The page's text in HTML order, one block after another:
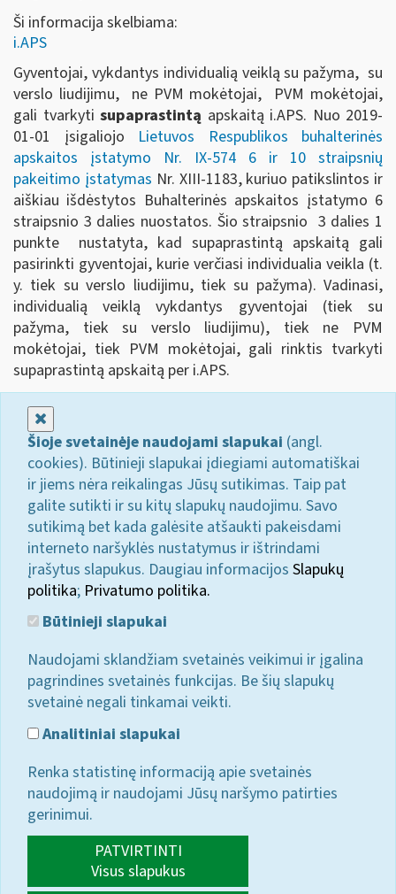
Ši informacija skelbiama:
i.APS
Gyventojai, vykdantys individualią veiklą su pažyma, su
verslo liudijimu, ne PVM mokėtojai, PVM mokėtojai,
gali tvarkyti supaprastintą apskaitą i.APS. Nuo 2019-
01-01 įsigaliojo Lietuvos Respublikos buhalterinės
apskaitos įstatymo Nr. IX-574 6 ir 10 straipsnių
pakeitimo įstatymas Nr. XIII-1183, kuriuo patikslintos ir
aiškiau išdėstytos Buhalterinės apskaitos įstatymo 6
straipsnio 3 dalies nuostatos. Šio straipsnio 3 dalies 1
punkte nustatyta, kad supaprastintą apskaitą gali
pasirinkti gyventojai, kurie verčiasi individualia veikla (t.
y. tiek su verslo liudijimu, tiek su pažyma). Vadinasi,
individualią veiklą vykdantys gyventojai (tiek su
pažyma, tiek su verslo liudijimu), tiek ne PVM
mokėtojai, tiek PVM mokėtojai, gali rinktis tvarkyti
supaprastintą apskaitą per i.APS.
Šioje svetainėje naudojami slapukai (angl.
cookies). Būtinieji slapukai įdiegiami automatiškai
ir jiems nėra reikalingas Jūsų sutikimas. Taip pat
galite sutikti ir su kitų slapukų naudojimu. Savo
sutikimą bet kada galėsite atšaukti pakeisdami
interneto naršyklės nustatymus ir ištrindami
įrašytus slapukus. Daugiau informacijos Slapukų
politika; Privatumo politika.
Būtinieji slapukai
Naudojami sklandžiam svetainės veikimui ir įgalina
pagrindines svetainės funkcijas. Be šių slapukų
svetainė negali tinkamai veikti.
Analitiniai slapukai
Renka statistinę informaciją apie svetainės
naudojimą ir naudojami Jūsų naršymo patirties
gerinimui.
PATVIRTINTI
Visus slapukus